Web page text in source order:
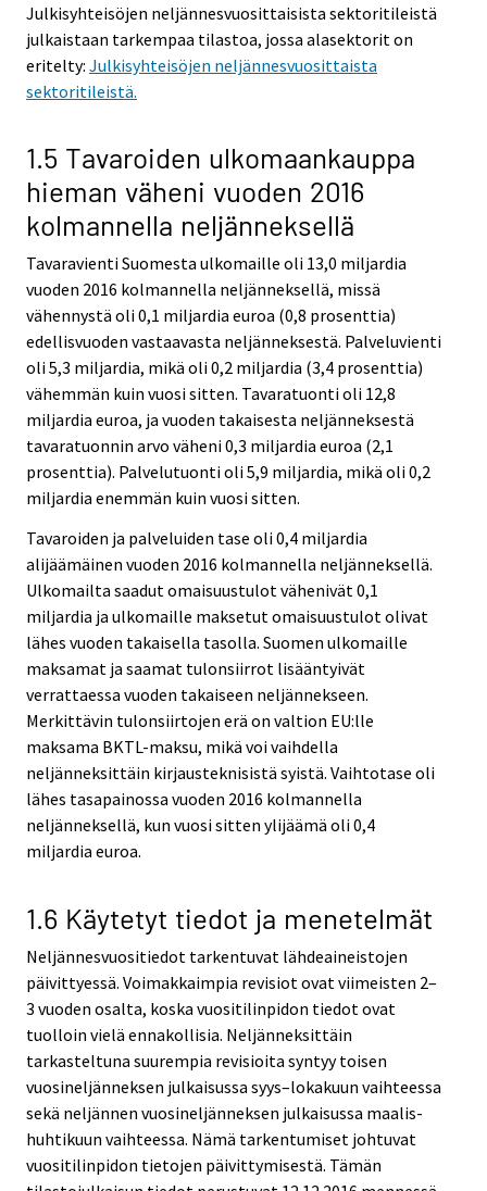
Julkisyhteisöjen neljännesvuosittaisista sektoritileistä
julkaistaan tarkempaa tilastoa, jossa alasektorit on
eritelty: Julkisyhteisöjen neljännesvuosittaista
sektoritileistä.
1.5 Tavaroiden ulkomaankauppa
hieman väheni vuoden 2016
kolmannella neljänneksellä
Tavaravienti Suomesta ulkomaille oli 13,0 miljardia
vuoden 2016 kolmannella neljänneksellä, missä
vähennystä oli 0,1 miljardia euroa (0,8 prosenttia)
edellisvuoden vastaavasta neljänneksestä. Palveluvienti
oli 5,3 miljardia, mikä oli 0,2 miljardia (3,4 prosenttia)
vähemmän kuin vuosi sitten. Tavaratuonti oli 12,8
miljardia euroa, ja vuoden takaisesta neljänneksestä
tavaratuonnin arvo väheni 0,3 miljardia euroa (2,1
prosenttia). Palvelutuonti oli 5,9 miljardia, mikä oli 0,2
miljardia enemmän kuin vuosi sitten.
Tavaroiden ja palveluiden tase oli 0,4 miljardia
alijäämäinen vuoden 2016 kolmannella neljänneksellä.
Ulkomailta saadut omaisuustulot vähenivät 0,1
miljardia ja ulkomaille maksetut omaisuustulot olivat
lähes vuoden takaisella tasolla. Suomen ulkomaille
maksamat ja saamat tulonsiirrot lisääntyivät
verrattaessa vuoden takaiseen neljännekseen.
Merkittävin tulonsiirtojen erä on valtion EU:lle
maksama BKTL-maksu, mikä voi vaihdella
neljänneksittäin kirjausteknisistä syistä. Vaihtotase oli
lähes tasapainossa vuoden 2016 kolmannella
neljänneksellä, kun vuosi sitten ylijäämä oli 0,4
miljardia euroa.
1.6 Käytetyt tiedot ja menetelmät
Neljännesvuositiedot tarkentuvat lähdeaineistojen
päivittyessä. Voimakkaimpia revisiot ovat viimeisten 2–
3 vuoden osalta, koska vuositilinpidon tiedot ovat
tuolloin vielä ennakollisia. Neljänneksittäin
tarkasteltuna suurempia revisioita syntyy toisen
vuosineljänneksen julkaisussa syys–lokakuun vaihteessa
sekä neljännen vuosineljänneksen julkaisussa maalis-
huhtikuun vaihteessa. Nämä tarkentumiset johtuvat
vuositilinpidon tietojen päivittymisestä. Tämän